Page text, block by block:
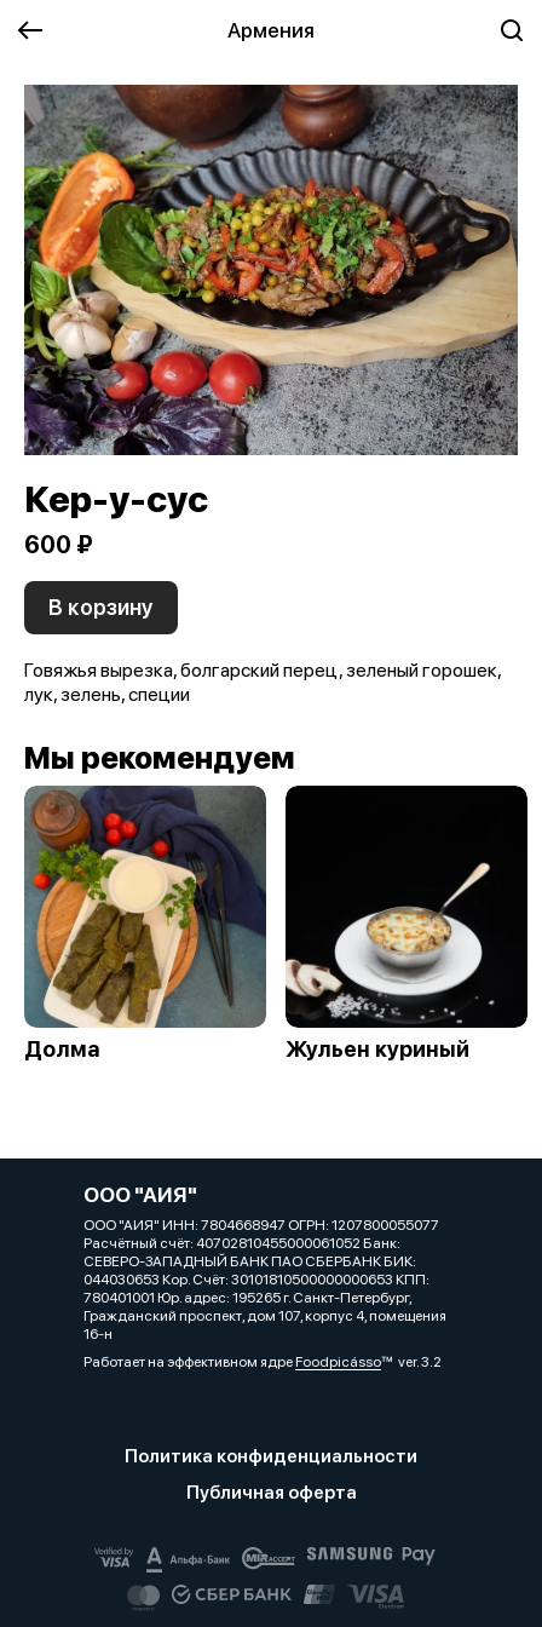
Армения
Кер-у-сус
600 ₽
В корзину
Говяжья вырезка, болгарский перец, зеленый горошек,
лук, зелень, специи
Мы рекомендуем
Долма Жульен куриный
ООО "АИЯ"
ООО "АИЯ" ИНН: 7804668947 ОГРН: 1207800055077
Расчётный счёт: 40702810455000061052 Банк:
СЕВЕРО-ЗАПАДНЫЙ БАНК ПАО СБЕРБАНК БИК:
044030653 Кор. Cчёт: 30101810500000000653 КПП:
780401001 Юр. адрес: 195265 г. Санкт-Петербург,
Гражданский проспект, дом 107, корпус 4, помещения
16-н
Работает на эффективном ядреFoodpicássover. 3.2
Политика конфиденциальности
Публичная оферта